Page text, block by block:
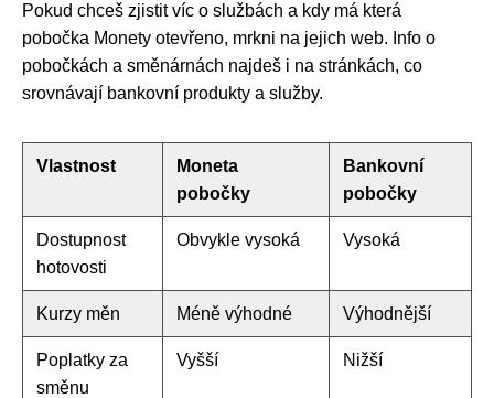
Pokud chceš zjistit víc o službách a kdy má která
pobočka Monety otevřeno, mrkni na jejich web. Info o
pobočkách a směnárnách najdeš i na stránkách, co
srovnávají bankovní produkty a služby.
Vlastnost
Moneta
pobočky
Bankovní
pobočky
Dostupnost
hotovosti
Obvykle vysoká Vysoká
Kurzy měn Méně výhodné Výhodnější
Poplatky za
směnu
Vyšší Nižší